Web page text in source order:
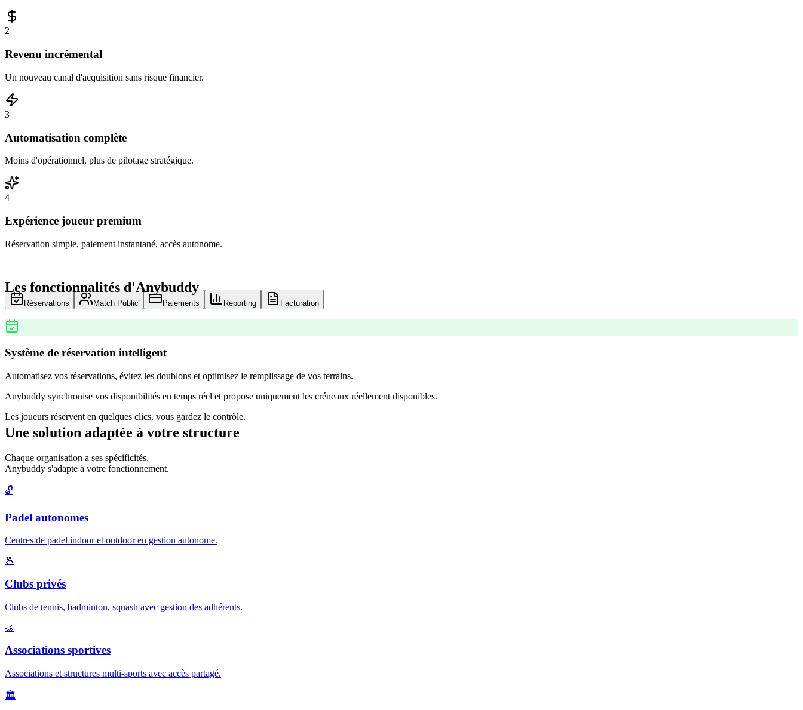
2
Revenu incrémental
Un nouveau canal d'acquisition sans risque financier.
3
Automatisation complète
Moins d'opérationnel, plus de pilotage stratégique.
4
Expérience joueur premium
Réservation simple, paiement instantané, accès autonome.
Les fonctionnalités d'Anybuddy
Réservations Match Public Paiements Reporting Facturation
Système de réservation intelligent
Automatisez vos réservations, évitez les doublons et optimisez le remplissage de vos terrains.
Anybuddy synchronise vos disponibilités en temps réel et propose uniquement les créneaux réellement disponibles.
Les joueurs réservent en quelques clics, vous gardez le contrôle.
Une solution adaptée à votre structure
Chaque organisation a ses spécificités.
Anybuddy s'adapte à votre fonctionnement.
🔓
Padel autonomes
Centres de padel indoor et outdoor en gestion autonome.
🎾
Clubs privés
Clubs de tennis, badminton, squash avec gestion des adhérents.
🤝
Associations sportives
Associations et structures multi-sports avec accès partagé.
🏛️